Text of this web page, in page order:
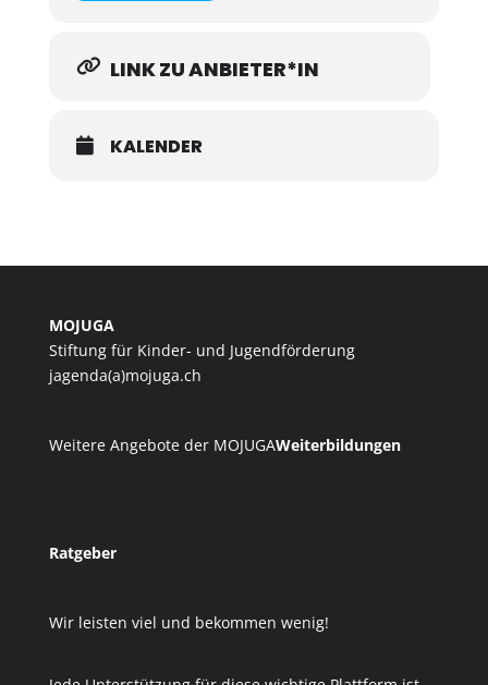
LINK ZU ANBIETER*IN
KALENDER
MOJUGA
Stiftung für Kinder- und Jugendförderung
jagenda(a)mojuga.ch
Weitere Angebote der MOJUGAWeiterbildungen
Ratgeber
Wir leisten viel und bekommen wenig!